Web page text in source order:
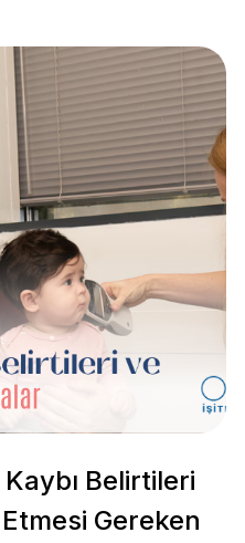
Belirtileri
Gereken